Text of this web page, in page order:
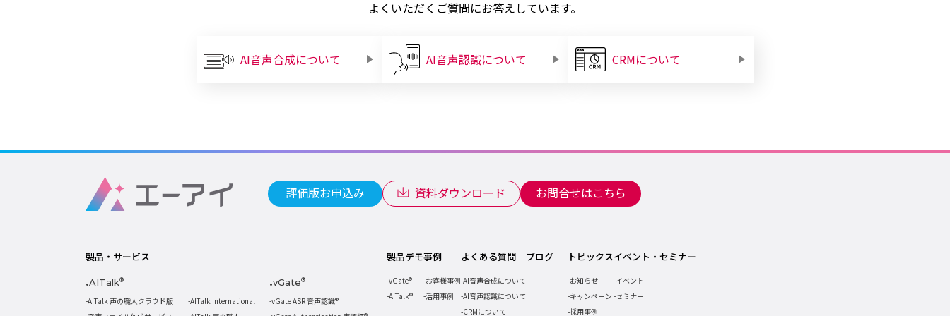
よくいただくご質問にお答えしています。
AI音声合成について AI音声認識について CRMについて
評価版お申込み 資料ダウンロード お問合せはこちら
製品・サービス
AITalk®
AITalk 声の職人クラウド版
AITalk International
vGate®
vGate ASR 音声認識®
製品デモ
vGate®
AITalk®
事例
お客様事例
活用事例
よくある質問
AI音声合成について
AI音声認識について
CRMについて
ブログ トピックス
お知らせ
キャンペーン
採用事例
イベント・セミナー
イベント
セミナー